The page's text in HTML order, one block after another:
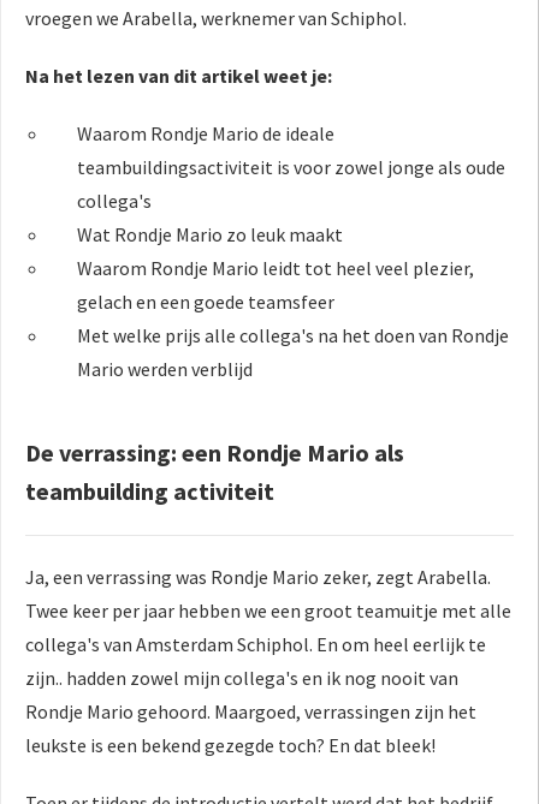
vroegen we Arabella, werknemer van Schiphol.
Na het lezen van dit artikel weet je:
Waarom Rondje Mario de ideale
teambuildingsactiviteit is voor zowel jonge als oude
collega's
Wat Rondje Mario zo leuk maakt
Waarom Rondje Mario leidt tot heel veel plezier,
gelach en een goede teamsfeer
Met welke prijs alle collega's na het doen van Rondje
Mario werden verblijd
De verrassing: een Rondje Mario als
teambuilding activiteit
Ja, een verrassing was Rondje Mario zeker, zegt Arabella.
Twee keer per jaar hebben we een groot teamuitje met alle
collega's van Amsterdam Schiphol. En om heel eerlijk te
zijn.. hadden zowel mijn collega's en ik nog nooit van
Rondje Mario gehoord. Maargoed, verrassingen zijn het
leukste is een bekend gezegde toch? En dat bleek!
de
website-
van